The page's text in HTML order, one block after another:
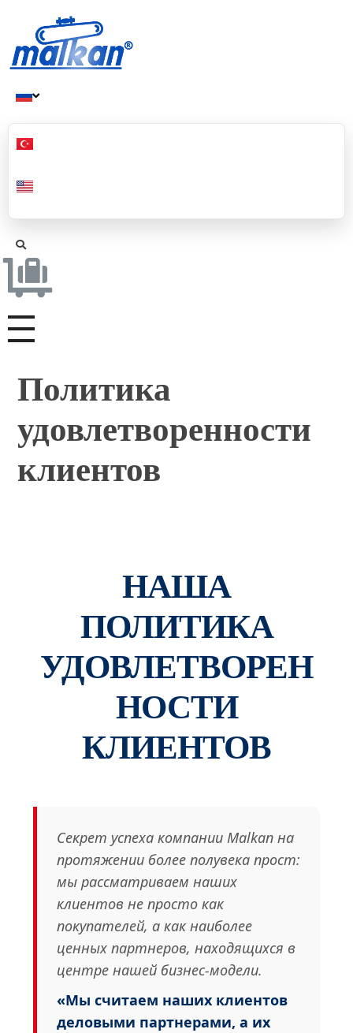
Политика
удовлетворенности
клиентов
НАША
ПОЛИТИКА
УДОВЛЕТВОРЕН
НОСТИ
КЛИЕНТОВ
Секрет успеха компании Malkan на
протяжении более полувека прост:
мы рассматриваем наших
клиентов не просто как
покупателей, а как наиболее
ценных партнеров, находящихся в
центре нашей бизнес-модели.
«Мы считаем наших клиентов
деловыми партнерами, а их